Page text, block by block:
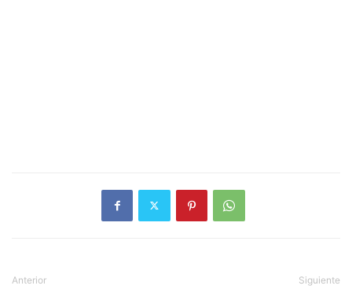
Anterior Siguiente